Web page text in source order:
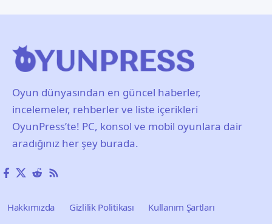
Oyun dünyasından en güncel haberler,
incelemeler, rehberler ve liste içerikleri
OyunPress’te! PC, konsol ve mobil oyunlara dair
aradığınız her şey burada.
Hakkımızda Gizlilik Politikası
Kullanım Şartları